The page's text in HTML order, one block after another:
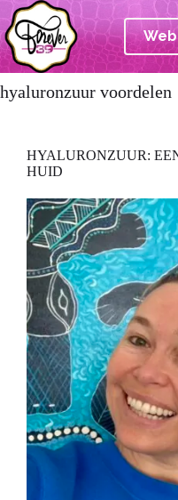
Ga
naar
de
inhoud
hyaluronzuur voordelen
HYALURONZUUR:
HUID